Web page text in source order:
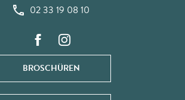
02 33 19 08 10
BROSCHÜREN